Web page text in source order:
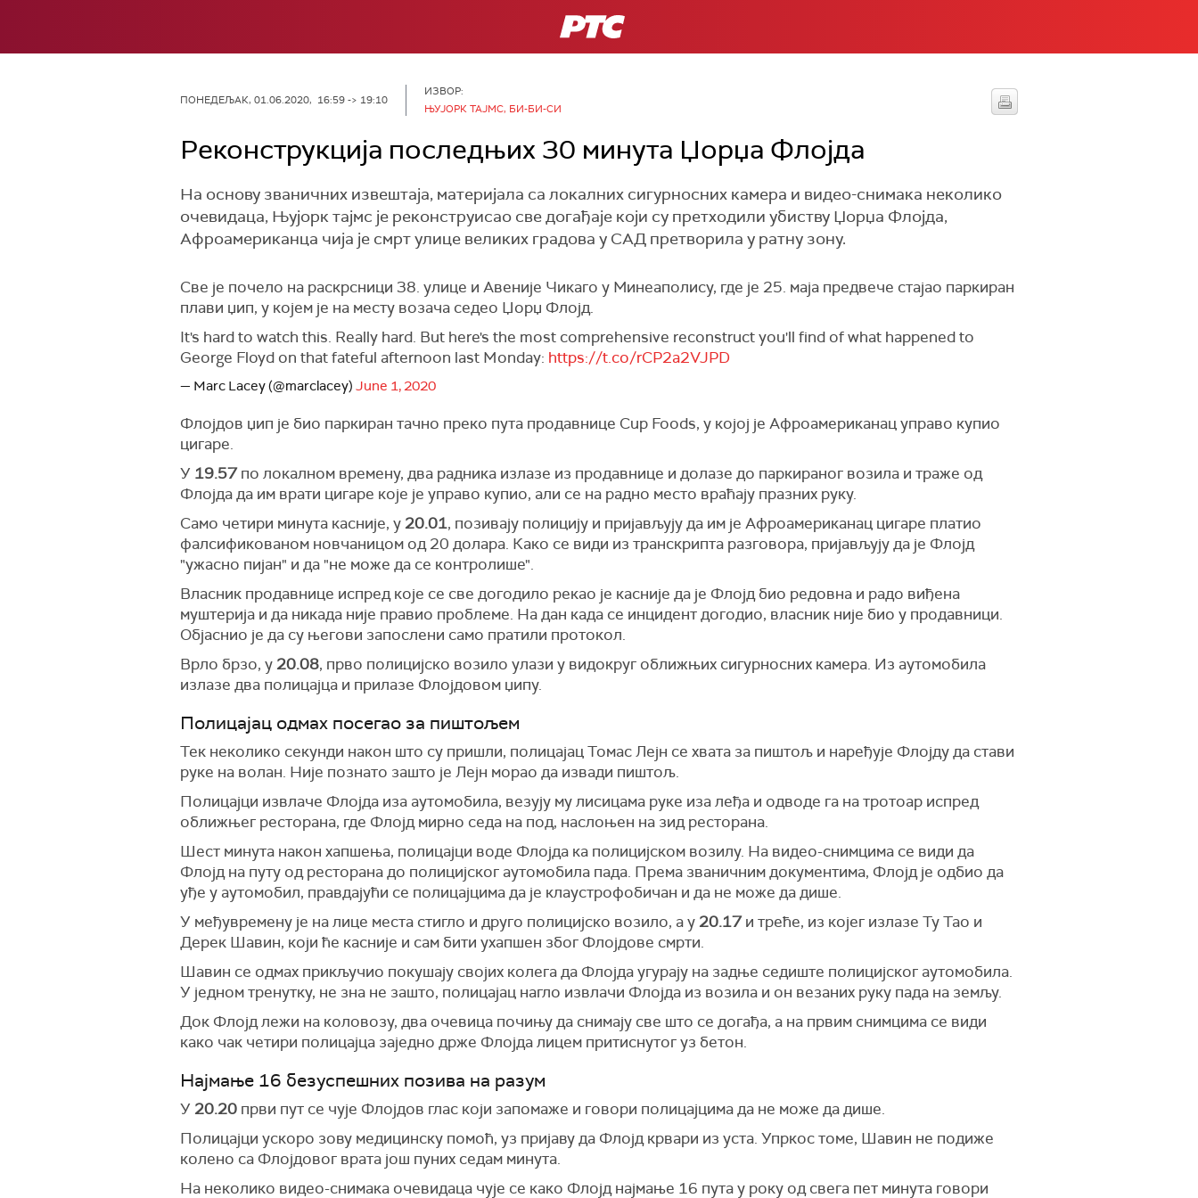
РТС
ПОНЕДЕЉАК, 01.06.2020, 16:59 -> 19:10
ИЗВОР:
ЊУЈОРК ТАЈМС, БИ-БИ-СИ
Реконструкција последњих 30 минута Џорџа Флојда
На основу званичних извештаја, материјала са локалних сигурносних камера и видео-снимака неколико
очевидаца, Њујорк тајмс је реконструисао све догађаје који су претходили убиству Џорџа Флојда,
Aфроамериканца чија је смрт улице великих градова у САД претворила у ратну зону.
Све је почело на раскрсници 38. улице и Авеније Чикаго у Минеаполису, где је 25. маја предвече стајао паркиран
плави џип, у којем је на месту возача седео Џорџ Флојд.
It's hard to watch this. Really hard. But here's the most comprehensive reconstruct you'll find of what happened to
George Floyd on that fateful afternoon last Monday: https://t.co/rCP2a2VJPD
— Marc Lacey (@marclacey) June 1, 2020
Флојдов џип је био паркиран тачно преко пута продавнице Cup Foods, у којој је Афроамериканац управо купио
цигаре.
У 19.57по локалном времену, два радника излазе из продавнице и долазе до паркираног возила и траже од
Флојда да им врати цигаре које је управо купио, али се на радно место враћају празних руку.
Само четири минута касније, у 20.01, позивају полицију и пријављују да им је Aфроамериканац цигаре платио
фалсификованом новчаницом од 20 долара. Како се види из транскрипта разговора, пријављују да је Флојд
"ужасно пијан" и да "не може да се контролише".
Власник продавнице испред које се све догодило рекао је касније да је Флојд био редовна и радо виђена
муштерија и да никада није правио проблеме. На дан када се инцидент догодио, власник није био у продавници.
Објаснио је да су његови запослени само пратили протокол.
Врло брзо, у 20.08, прво полицијско возило улази у видокруг оближњих сигурносних камера. Из аутомобила
излазе два полицајца и прилазе Флојдовом џипу.
Полицајац одмах посегао за пиштољем
Тек неколико секунди након што су пришли, полицајац Томас Лејн се хвата за пиштољ и наређује Флојду да стави
руке на волан. Није познато зашто је Лејн морао да извади пиштољ.
Полицајци извлаче Флојда иза aутомобила, везују му лисицама руке иза леђа и одводе га на тротоар испред
оближњег ресторана, где Флојд мирно седа на под, наслоњен на зид ресторана.
Шест минута након хапшења, полицајци воде Флојда ка полицијском возилу. На видео-снимцима се види да
Флојд на путу од ресторана до полицијског аутомобила пада. Према званичним документима, Флојд је одбио да
уђе у аутомобил, правдајући се полицајцима да је клаустрофобичан и да не може да дише.
У међувремену је на лице места стигло и друго полицијско возило, а у 20.17и треће, из којег излазе Ту Тао и
Дерек Шавин, који ће касније и сам бити ухапшен због Флојдове смрти.
Шавин се одмах прикључио покушају својих колега да Флојда угурају на задње седиште полицијског аутомобила.
У једном тренутку, не зна не зашто, полицајац нагло извлачи Флојда из возила и он везаних руку пада на земљу.
Док Флојд лежи на коловозу, два очевица почињу да снимају све што се догађа, а на првим снимцима се види
како чак четири полицајца заједно држе Флојда лицем притиснутог уз бетон.
Најмање 16 безуспешних позива на разум
У 20.20 први пут се чује Флојдов глас који запомаже и говори полицајцима да не може да дише.
Полицајци ускоро зову медицинску помоћ, уз пријаву да Флојд крвари из уста. Упркос томе, Шавин не подиже
колено са Флојдовог врата још пуних седам минута.
На неколико видео-снимака очевидаца чује се како Флојд најмање 16 пута у року од свега пет минута говори